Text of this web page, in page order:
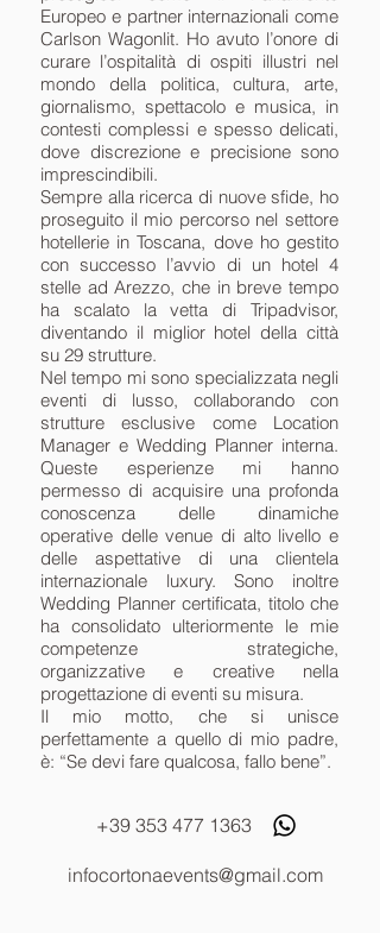
Europeo e partner internazionali come
Carlson Wagonlit. Ho avuto l’onore di
curare l’ospitalità di ospiti illustri nel
mondo della politica, cultura, arte,
giornalismo, spettacolo e musica, in
contesti complessi e spesso delicati,
dove discrezione e precisione sono
imprescindibili.
Sempre alla ricerca di nuove sfide, ho
proseguito il mio percorso nel settore
hotellerie in Toscana, dove ho gestito
con successo l’avvio di un hotel 4
stelle ad Arezzo, che in breve tempo
ha scalato la vetta di Tripadvisor,
diventando il miglior hotel della città
su 29 strutture.
Nel tempo mi sono specializzata negli
eventi di lusso, collaborando con
strutture esclusive come Location
Manager e Wedding Planner interna.
Queste esperienze mi hanno
permesso di acquisire una profonda
conoscenza delle dinamiche
operative delle venue di alto livello e
delle aspettative di una clientela
internazionale luxury. Sono inoltre
Wedding Planner certificata, titolo che
ha consolidato ulteriormente le mie
competenze strategiche,
organizzative e creative nella
progettazione di eventi su misura.
Il mio motto, che si unisce
perfettamente a quello di mio padre,
è: “Se devi fare qualcosa, fallo bene”.
+39 353 477 1363
infocortonaevents@gmail.com